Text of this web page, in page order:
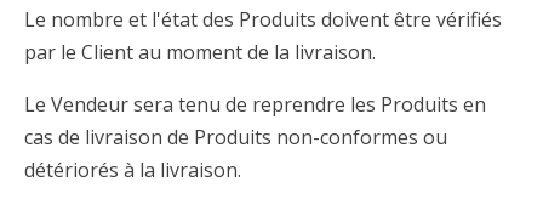
Le nombre et l'état des Produits doivent être vérifiés
par le Client au moment de la livraison.
Le Vendeur sera tenu de reprendre les Produits en
cas de livraison de Produits non-conformes ou
détériorés à la livraison.